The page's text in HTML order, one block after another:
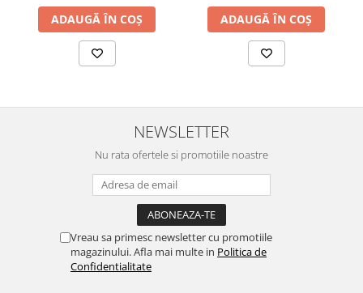
ADAUGĂ ÎN COȘ ADAUGĂ ÎN COȘ
NEWSLETTER
Nu rata ofertele si promotiile noastre
Vreau sa primesc newsletter cu promotiile
magazinului. Afla mai multe in Politica de
Confidentialitate